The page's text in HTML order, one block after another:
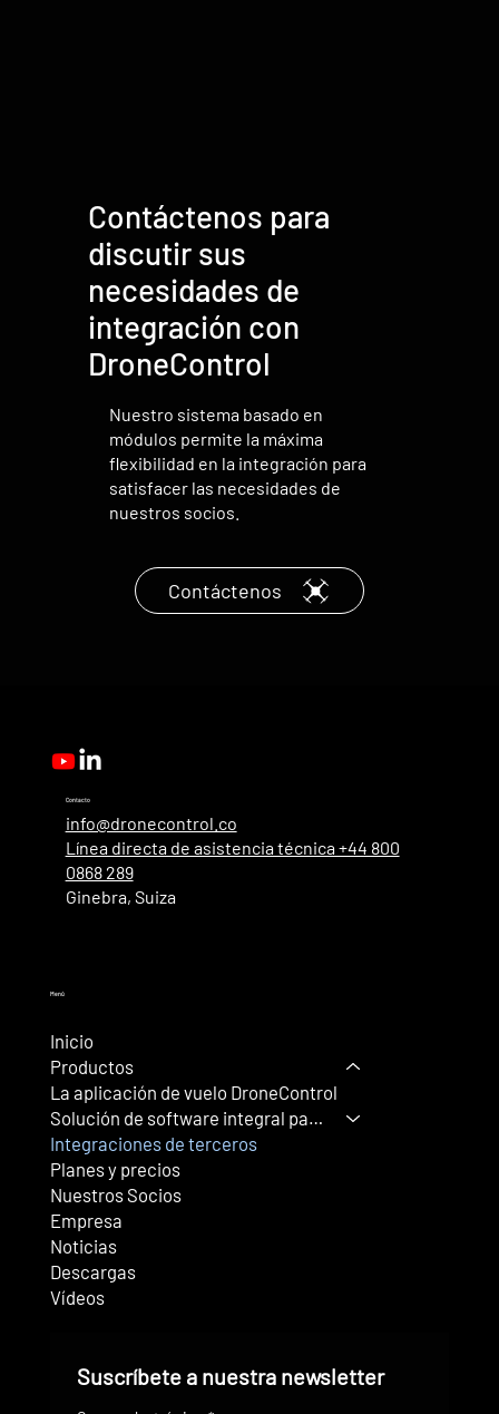
Contáctenos para
discutir sus
necesidades de
integración con
DroneControl
Nuestro sistema basado en
módulos permite la máxima
flexibilidad en la integración para
satisfacer las necesidades de
nuestros socios.
Contáctenos
Contacto
info@dronecontrol.co
Línea directa de asistencia técnica +44 800
0868 289
Ginebra, Suiza
Menú
Inicio
Productos
La aplicación de vuelo DroneControl
Solución de software integral para drone
Integraciones de terceros
Planes y precios
Nuestros Socios
Empresa
Noticias
Descargas
Vídeos
Suscríbete a nuestra newsletter